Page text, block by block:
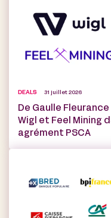
DEALS 31 juillet 2026
De Gaulle
Wigl et Feel Mining
agrément PSCA